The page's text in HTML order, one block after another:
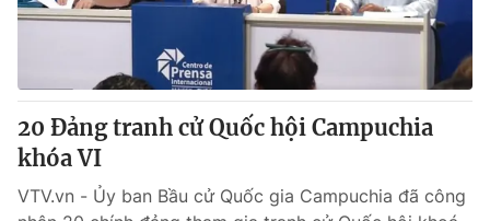
Đài Truyền hình Việt Nam
Cơ quan báo chí:Thời báo VTV
Giấy phép hoạt động báo in và báo điện tử số 483/GP-BTTTT
cấp ngày 29/12/2023
Tổng Biên tập:
Phó Tổng Biên tập: Nguyễn Thị Mỹ Hạnh, Phạm Quốc Thắng,
Nguyễn Trọng Ninh
20 Đảng tranh cử Quốc hội Campuchia
khóa VI
VTV.vn - Ủy ban Bầu cử Quốc gia Campuchia đã công